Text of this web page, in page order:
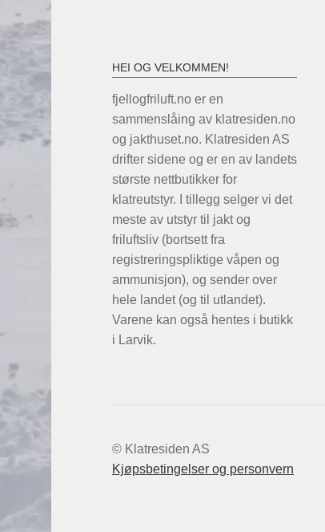
HEI OG VELKOMMEN!
fjellogfriluft.no er en
sammenslåing av klatresiden.no
og jakthuset.no. Klatresiden AS
drifter sidene og er en av landets
største nettbutikker for
klatreutstyr. I tillegg selger vi det
meste av utstyr til jakt og
friluftsliv (bortsett fra
registreringspliktige våpen og
ammunisjon), og sender over
hele landet (og til utlandet).
Varene kan også hentes i butikk
i Larvik.
© Klatresiden AS
Kjøpsbetingelser og personvern